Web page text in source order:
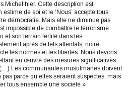
Michel hier. Cette description est
de soi et le ‘Nous’ accepte tous
démocratie. Mais elle ne diminue pas
impossible de combattre le terrorisme
et son terrain fertile dans les
après de tels attentats, notre
les normes et les libertés. Nous devons
en œuvre des mesures significatives
Les communautés musulmanes doivent
parce qu’elles seraient suspectes, mais
tous ensemble une société.»